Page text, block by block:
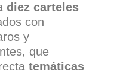
diez carteles
con
y
que
temáticas